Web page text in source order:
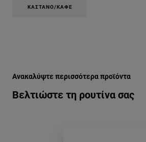
ΚΑΣΤΑΝΌ/ΚΑΦΈ
Βελτιώστε τη ρουτίνα σας
Ανακαλύψτε περισσότερα προϊόντα